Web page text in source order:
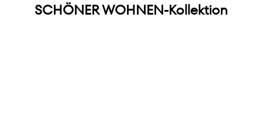
SCHÖNER WOHNEN-Kollektion